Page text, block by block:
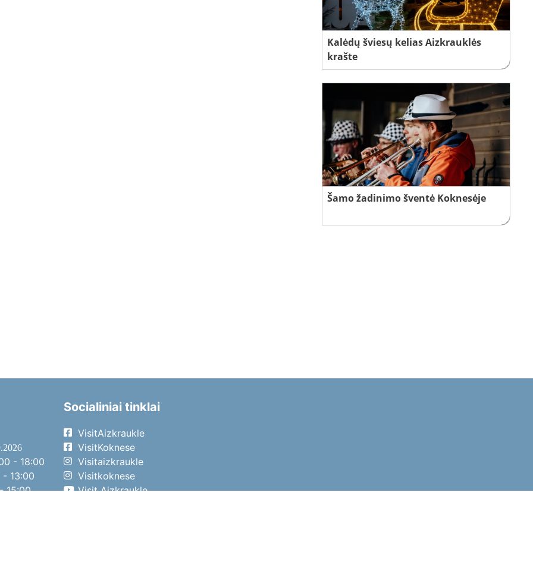
Kalėdų šviesų kelias Aizkrauklės
krašte
Šamo žadinimo šventė Koknesėje
- 18:00
13:00
15:00
Socialiniai tinklai
VisitAizkraukle
VisitKoknese
Visitaizkraukle
Visitkoknese
Visit Aizkraukle